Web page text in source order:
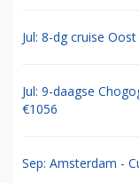
Jul: 8-dg cruise
Jul: 9-daagse
€1056
Sep: Amsterdam -